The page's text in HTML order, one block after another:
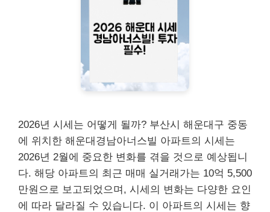
2026년 시세는 어떻게 될까? 부산시 해운대구 중동
에 위치한 해운대경남아너스빌 아파트의 시세는
2026년 2월에 중요한 변화를 겪을 것으로 예상됩니
다. 해당 아파트의 최근 매매 실거래가는 10억 5,500
만원으로 보고되었으며, 시세의 변화는 다양한 요인
에 따라 달라질 수 있습니다. 이 아파트의 시세는 향